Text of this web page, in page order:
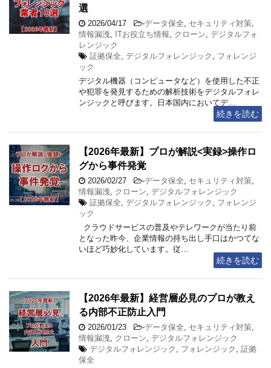
選
2026/04/17 -データ保全 セキュリティ対策
情報漏洩
ITお役立ち情報 クローン デジタルフォ
レンジック
証拠保全 デジタルフォレンジック
フォレンジ
ック
デジタル機器（コンピュータなど）を使用した不正
や犯罪を発見するための解析技術をデジタルフォレ
ンジックと呼びます。日本国内においてデ…
続きを読む
【2026年最新】プロが解説<実録>操作ロ
グから事件発覚
2026/02/27 -データ保全 セキュリティ対策
情報漏洩
クローン デジタルフォレンジック
証拠保全 デジタルフォレンジック
フォレンジ
ック
クラウドサービスの普及やテレワークが当たり前
となった昨今、企業情報の持ち出し手口はかつてな
いほど巧妙化しています。従…
続きを読む
【2026年最新】経営層必見のプロが教え
る内部不正防止入門
2026/01/23 -データ保全 セキュリティ対策
情報漏洩
クローン デジタルフォレンジック
デジタルフォレンジック
フォレンジック
証拠
保全